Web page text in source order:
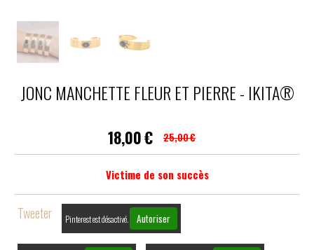
JONC MANCHETTE FLEUR ET PIERRE - IKITA®
18,00€ 25,00€
Victime de son succès
Tweeter Pinterest est désactivé. Autoriser